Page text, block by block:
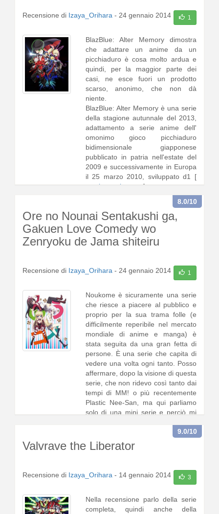
Recensione di Izaya_Orihara - 24 gennaio 2014 1
BlazBlue: Alter Memory dimostra
che adattare un anime da un
picchiaduro è cosa molto ardua e
quindi, per la maggior parte dei
casi, ne esce fuori un prodotto
scarso, anonimo, che non dà
niente.
BlazBlue: Alter Memory è una serie
della stagione autunnale del 2013,
adattamento a serie anime dell'
omonimo gioco picchiaduro
bidimensionale giapponese
pubblicato in patria nell'estate del
2009 e successivamente in Europa
il 25 marzo 2010, sviluppato d1 [
continua a leggere]
Ore no Nounai Sentakushi ga,
Gakuen Love Comedy wo
Zenryoku de Jama shiteiru
8.0/10
Recensione di Izaya_Orihara - 24 gennaio 2014 1
Noukome è sicuramente una serie
che riesce a piacere al pubblico e
proprio per la sua trama folle (e
difficilmente reperibile nel mercato
mondiale di anime e manga) è
stata seguita da una gran fetta di
persone. È una serie che capita di
vedere una volta ogni tanto. Posso
affermare, dopo la visione di questa
serie, che non ridevo così tanto dai
tempi di MM! o più recentemente
Plastic Nee-San, ma qui parliamo
solo di una mini serie e perciò mi
Valvrave the Liberator
9.0/10
Recensione di Izaya_Orihara - 14 gennaio 2014 3
Nella recensione parlo della serie
completa, quindi anche della